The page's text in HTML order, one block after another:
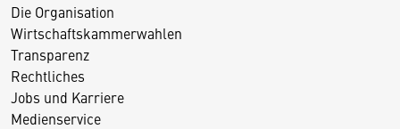
Die Organisation
Wirtschaftskammerwahlen
Transparenz
Rechtliches
Jobs und Karriere
Medienservice